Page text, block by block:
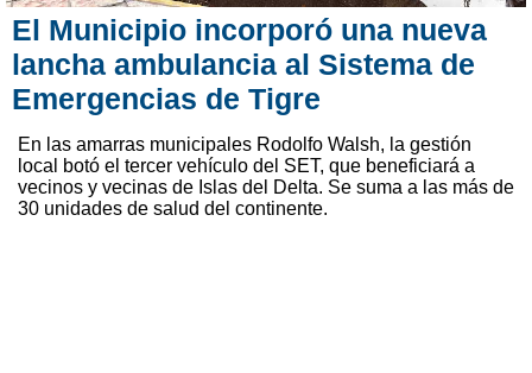
El Municipio incorporó una nueva
lancha ambulancia al Sistema de
Emergencias de Tigre
En las amarras municipales Rodolfo Walsh, la gestión
local botó el tercer vehículo del SET, que beneficiará a
vecinos y vecinas de Islas del Delta. Se suma a las más de
30 unidades de salud del continente.